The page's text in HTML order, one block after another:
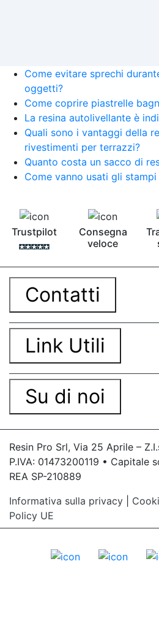
Come evitare sprechi
oggetti?
Come coprire piastrelle
La resina autolivellante è
Quali sono i vantaggi della
rivestimenti per terrazzi?
Quanto costa un sacco di
Come vanno usati gli
Trustpilot
Consegna
veloce
Contatti
Link Utili
Su di noi
Resin Pro Srl, Via 25 Aprile –
P.IVA: 01473200119 • Capitale
REA SP-210889
Informativa sulla privacy
Policy UE